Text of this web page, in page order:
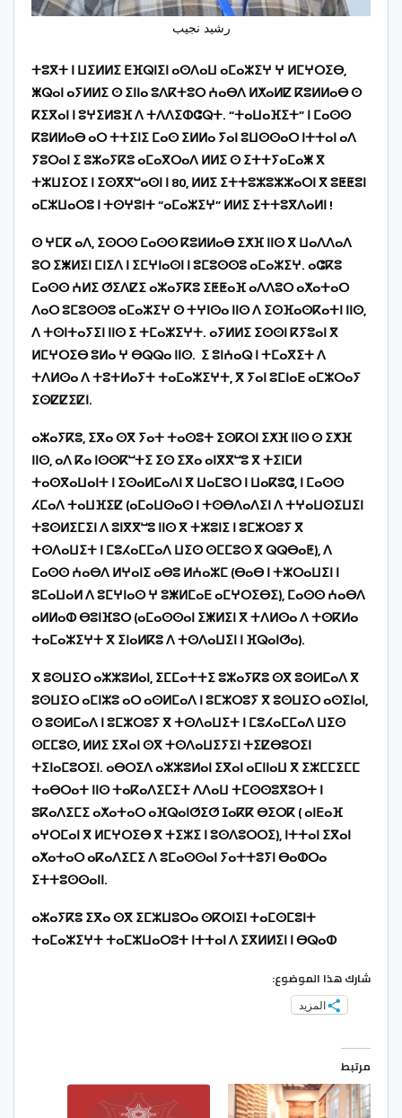
رشيد نجيب
ⵜⵓⴳⵜ ⵏ ⵡⵉⵍⵍⵉ ⴹⴼⵕⵏⵉⵏ ⴰⵙⴷⴰⵡ ⴰⵎⴰⵣⵉⵖ ⵖ ⵍⵎⵖⵔⵉⴱ,
ⵥⵕⴰⵏ ⴰⵢⵍⵍⵉ ⵙ ⵉⵏⵏⴰ ⵓⴷⴽⵜⵓⵔ ⵄⴰⴱⴷ ⵍⵅⴰⵍⵇ ⴽⵓⵍⵍⴰⴱ ⵙ
ⴽⵉⴳⴰⵏ ⵏ ⵓⵖⵉⵍⵓⴼ ⴷ ⵜⴷⴷⵉⵀⵛⵕⵜ. “ⵜⴰⵡⴰⴼⵉⵜ” ⵏ ⵎⴰⵙⵙ
ⴽⵓⵍⵍⴰⴱ ⴰⵔ ⵜⵜⵉⵏⵉ ⵎⴰⵙ ⵉⵍⵍⴰ ⵢⴰⵏ ⵓⵡⵙⵙⴰⵔ ⵏⵜⵜⴰⵏ ⴰⴷ
ⵢⵓⵔⴰⵏ ⵉ ⵓⵣⴰⵢⴽⵓ ⴰⵎⴰⴳⵔⴰⴷ ⵍⵍⵉ ⵙ ⵉⵜⵜⵢⴰⵎⴰⵥ ⴳ
ⵜⵣⵡⵉⵔⵉ ⵏ ⵉⵙⴳⴳⵯⴰⵙⵏ ⵏ 80, ⵍⵍⵉ ⵉⵜⵜⵓⵣⵓⵣⵣⴰⵔⵏ ⴳ ⵓⵟⵟⵓⵏ
ⴰⵎⵣⵡⴰⵔⵓ ⵏ ⵜⵙⵖⵓⵏⵜ “ⴰⵎⴰⵣⵉⵖ” ⵍⵍⵉ ⵉⵜⵜⵓⴳⴷⴰⵍⵏ !
ⵙ ⵖⵎⴽ ⴰⴷ, ⵉⵙⵔⵙ ⵎⴰⵙⵙ ⴽⵓⵍⵍⴰⴱ ⵉⵅⴼ ⵏⵏⵙ ⴳ ⵡⴰⴷⴷⴰⴷ
ⵓⵔ ⵉⵥⵍⵉⵏ ⵎⵏⵉⴷ ⵏ ⵉⵎⵖⵏⴰⵙⵏ ⵏ ⵓⵎⵓⵙⵙⵓ ⴰⵎⴰⵣⵉⵖ. ⴰⵛⴽⵓ
ⵎⴰⵙⵙ ⵄⵍⵉ ⵚⵉⴷⵇⵉ ⴰⵣⴰⵢⴽⵓ ⵉⵟⵟⴰⴼ ⴰⴷⴷⵓⵔ ⴰⵅⴰⵜⴰⵔ
ⴷⴰⵔ ⵓⵎⵓⵙⵙⵓ ⴰⵎⴰⵣⵉⵖ ⵙ ⵜⵖⵏⵙⴰ ⵏⵏⵙ ⴷ ⵉⵙⴼⴰⵙⴽⴰⵜⵏ ⵏⵏⵙ,
ⴷ ⵜⵙⵏⵜⴰⵢⵉⵏ ⵏⵏⵙ ⵉ ⵜⵎⴰⵣⵉⵖⵜ. ⴰⵢⵍⵍⵉ ⵉⵙⵙⵏ ⴽⵢⵓⴰⵏ ⴳ
ⵍⵎⵖⵔⵉⴱ ⵓⵍⴰ ⵖ ⴱⵕⵕⴰ ⵏⵏⵙ. ⵉ ⵓⵏⵄⴰⵕ ⵏ ⵜⵎⴰⴳⵉⵜ ⴷ
ⵜⴷⵍⵙⴰ ⴷ ⵜⵓⵜⵍⴰⵢⵜ ⵜⴰⵎⴰⵣⵉⵖⵜ, ⴳ ⵢⴰⵏ ⵓⵎⵏⴰⴹ ⴰⵎⵣⵔⴰⵢ
ⵉⵙⵇⵇⵉⵇⵏ.
ⴰⵣⴰⵢⴽⵓ, ⵉⴳⴰ ⵙⴳ ⵢⴰⵜ ⵜⴰⵙⵓⵜ ⵉⵙⴽⵔⵏ ⵉⵅⴼ ⵏⵏⵙ ⵙ ⵉⵅⴼ
ⵏⵏⵙ, ⴰⴷ ⴽⴰ ⵏⵙⵙⴽⵯⵜⵉ ⵉⵙ ⵉⴳⴰ ⴰⵏⴳⴳⵯⵓ ⴳ ⵜⵉⵏⵎⵍ
ⵜⴰⵙⴳⴰⵡⴰⵏⵜ ⵏ ⵉⵙⴰⵍⵎⴰⴷⵏ ⴳ ⵡⴰⵎⵓⵔ ⵏ ⵡⴰⴽⵓⵛ, ⵏ ⵎⴰⵙⵙ
ⵃⵎⴰⴷ ⵜⴰⵡⴼⵉⵇ (ⴰⵎⴰⵡⵙⴰⵙ ⵏ ⵜⵙⴱⴷⴰⴷⵉⵏ ⴷ ⵜⵖⴰⵡⵙⵉⵡⵉⵏ
ⵜⵓⵙⵍⵉⵎⵉⵏ ⴷ ⵓⵏⴳⴳⵯⵓ ⵏⵏⵙ ⴳ ⵜⵣⵓⵏⵉ ⵏ ⵓⵎⵣⵔⵓⵢ ⴳ
ⵜⵙⴷⴰⵡⵉⵜ ⵏ ⵎⵓⵃⴰⵎⵎⴰⴷ ⵡⵉⵙ ⵙⵎⵎⵓⵙ ⴳ ⵕⵕⴱⴰⵟ), ⴷ
ⵎⴰⵙⵙ ⵄⴰⴱⴷ ⵍⵖⴰⵏⵉ ⴰⴱⵓ ⵍⵄⴰⵣⵎ (ⴱⴰⴱ ⵏ ⵜⵣⵔⴰⵡⵉⵏ ⵏ
ⵓⵎⴰⵡⴰⵍ ⴷ ⵓⵎⵖⵏⴰⵙ ⵖ ⵓⵥⵍⵎⴰⴹ ⴰⵎⵖⵔⵉⴱⵉ), ⵎⴰⵙⵙ ⵄⴰⴱⴷ
ⴰⵍⵍⴰⵀ ⴱⵓⵏⴼⵓⵔ (ⴰⵎⴰⵙⵙⴰⵏ ⵉⵥⵍⵉⵏ ⴳ ⵜⴷⵍⵙⴰ ⴷ ⵜⵙⴽⵍⴰ
ⵜⴰⵎⴰⵣⵉⵖⵜ ⴳ ⵉⵏⴰⵍⴽⵓ ⴷ ⵜⵙⴷⴰⵡⵉⵏ ⵏ ⴼⵕⴰⵏⵚⴰ).
ⴳ ⵓⵙⵡⵉⵔ ⴰⵣⵣⵓⵍⴰⵏ, ⵉⵎⵎⴰⵜⵜⵉ ⵓⵣⴰⵢⴽⵓ ⵙⴳ ⵓⵙⵍⵎⴰⴷ ⴳ
ⵓⵙⵡⵉⵔ ⴰⵎⵏⵣⵓ ⴰⵔ ⴰⵙⵍⵎⴰⴷ ⵏ ⵓⵎⵣⵔⵓⵢ ⴳ ⵓⵙⵡⵉⵔ ⴰⵙⵉⵏⴰⵏ,
ⵙ ⵓⵙⵍⵎⴰⴷ ⵏ ⵓⵎⵣⵔⵓⵢ ⴳ ⵜⵙⴷⴰⵡⵉⵜ ⵏ ⵎⵓⵃⴰⵎⵎⴰⴷ ⵡⵉⵙ
ⵙⵎⵎⵓⵙ, ⵍⵍⵉ ⵉⴳⴰⵏ ⵙⴳ ⵜⵙⴷⴰⵡⵉⵢⵉⵏ ⵜⵉⵇⴱⵓⵔⵉⵏ
ⵜⵉⵏⴰⵎⵓⵔⵉⵏ. ⴰⴱⵔⵉⴷ ⴰⵣⵣⵓⵍⴰⵏ ⵉⴳⴰⵏ ⴰⵎⵏⵏⴰⵡ ⴳ ⵉⵣⵎⵎⵉⵎⵎ
ⵜⴰⴱⵔⴰⵜ ⵏⵏⵙ ⵜⴰⴽⴰⴷⵉⵎⵉⵜ ⴷⴷⴰⵡ ⵜⵎⵙⵙⵓⴳⵓⵔⵜ ⵏ
ⵓⴽⴰⴷⵉⵎⵉ ⴰⵅⴰⵜⴰⵔ ⴰⴼⵕⴰⵏⵚⵉⵚ ⵊⴰⴽⴽ ⴱⵉⵔⴽ ( ⴰⵏⴹⴰⴼ
ⴰⵖⵔⵎⴰⵏ ⴳ ⵍⵎⵖⵔⵉⴱ ⴳ ⵜⵉⵣⵉ ⵏ ⵓⵙⴷⵓⵔⵔⵉ), ⵏⵜⵜⴰⵏ ⵉⴳⴰⵏ
ⴰⵅⴰⵜⴰⵔ ⴰⴽⴰⴷⵉⵎⵉ ⴷ ⵓⵎⴰⵙⵙⴰⵏ ⵢⴰⵜⵜⵓⵢⵏ ⴱⴰⵀⵔⴰ
ⵉⵜⵜⵓⵙⵙⴰⵏⵏ.
ⴰⵣⴰⵢⴽⵓ ⵉⴳⴰ ⵙⴳ ⵉⵎⵣⵡⵓⵔⴰ ⵙⴽⵔⵏⵉⵏ ⵜⴰⵎⵙⵎⵓⵏⵜ
ⵜⴰⵎⴰⵣⵉⵖⵜ ⵜⴰⵎⵣⵡⴰⵔⵓⵜ ⵏⵜⵜⴰⵏ ⴷ ⵉⴳⵍⵍⵉⵏ ⵏ ⴱⵕⴰⵀ
شارك هذا الموضوع:
المزيد
مرتبط